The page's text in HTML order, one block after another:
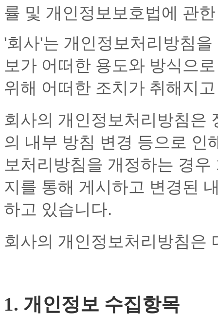
률 및 개인정보보호법에 관
'회사'는 개인정보처리방침
보가 어떠한 용도와 방식으
위해 어떠한 조치가 취해지
회사의 개인정보처리방침은
의 내부 방침 변경 등으로 인
보처리방침을 개정하는 경
지를 통해 게시하고 변경된
하고 있습니다.
회사의 개인정보처리방침은
1. 개인정보 수집항목